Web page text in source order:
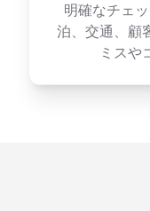
明確なチェ
泊、交通、顧
ミスや